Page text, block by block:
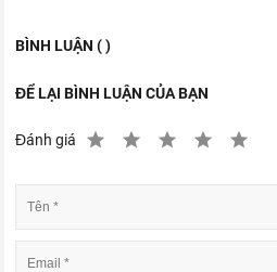
BÌNH LUẬN ( )
ĐỂ LẠI BÌNH LUẬN CỦA BẠN
Đánh giá